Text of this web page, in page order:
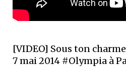
[VIDEO] Sous ton
7 mai 2014 #Olympia à